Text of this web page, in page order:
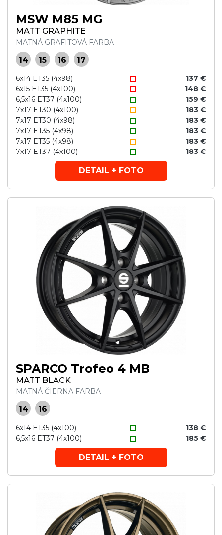
MSW M85 MG
MATT GRAPHITE
MATNÁ GRAFITOVÁ FARBA
14 15 16 17
6x14 ET35 (4x98)
137 €
6x15 ET35 (4x100)
148 €
6,5x16 ET37 (4x100)
159 €
7x17 ET30 (4x100)
183 €
7x17 ET30 (4x98)
183 €
7x17 ET35 (4x98)
183 €
7x17 ET35 (4x98)
183 €
7x17 ET37 (4x100)
183 €
DETAIL + FOTO
SPARCO Trofeo 4 MB
MATT BLACK
MATNÁ ČIERNA FARBA
14 16
6x14 ET35 (4x100)
138 €
6,5x16 ET37 (4x100)
185 €
DETAIL + FOTO